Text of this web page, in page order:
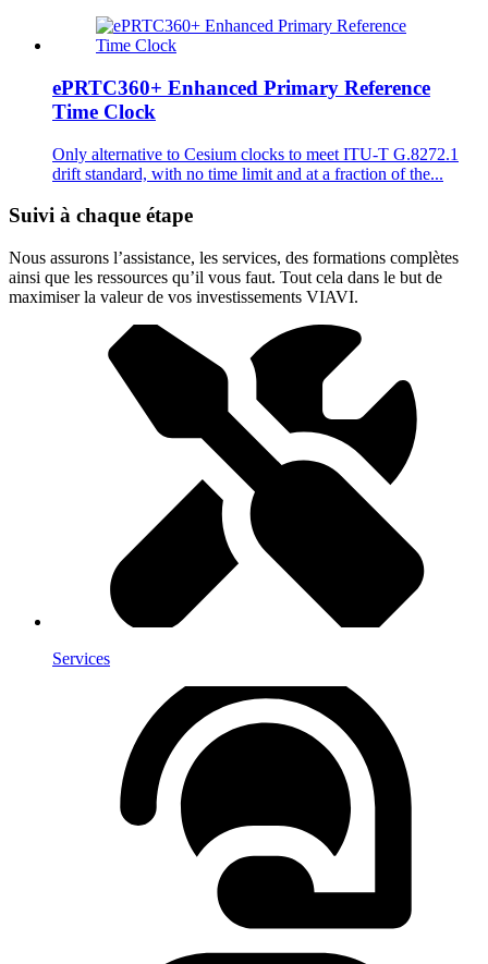
ePRTC360+ Enhanced Primary Reference
Time Clock
Only alternative to Cesium clocks to meet ITU-T G.8272.1
drift standard, with no time limit and at a fraction of the...
Suivi à chaque étape
Nous assurons l’assistance, les services, des formations complètes
ainsi que les ressources qu’il vous faut. Tout cela dans le but de
maximiser la valeur de vos investissements VIAVI.
Services